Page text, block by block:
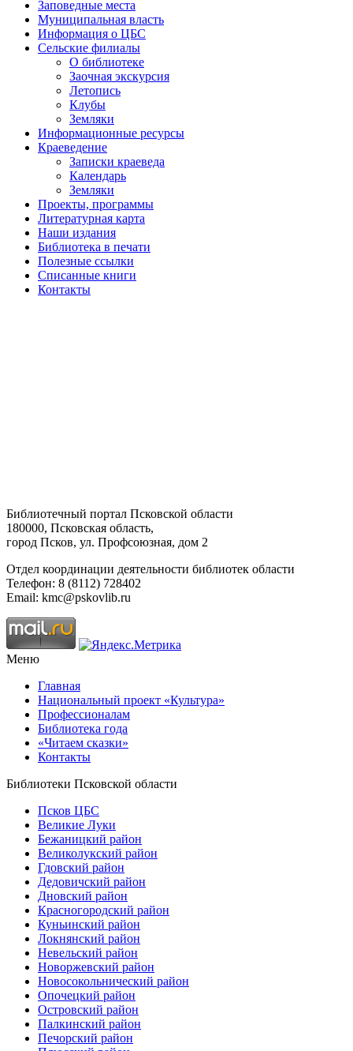
Заповедные места
Муниципальная власть
Информация о ЦБС
Сельские филиалы
О библиотеке
Заочная экскурсия
Летопись
Клубы
Земляки
Информационные ресурсы
Краеведение
Записки краеведа
Календарь
Земляки
Проекты, программы
Литературная карта
Наши издания
Библиотека в печати
Полезные ссылки
Списанные книги
Контакты
Библиотечный портал Псковской области
180000, Псковская область,
город Псков, ул. Профсоюзная, дом 2
Отдел координации деятельности библиотек области
Телефон: 8 (8112) 728402
Email: kmc@pskovlib.ru
Меню
Главная
Национальный проект «Культура»
Профессионалам
Библиотека года
«Читаем сказки»
Контакты
Библиотеки Псковской области
Псков ЦБС
Великие Луки
Бежаницкий район
Великолукский район
Гдовский район
Дедовичский район
Дновский район
Красногородский район
Куньинский район
Локнянский район
Невельский район
Новоржевский район
Новосокольнический район
Опочецкий район
Островский район
Палкинский район
Печорский район